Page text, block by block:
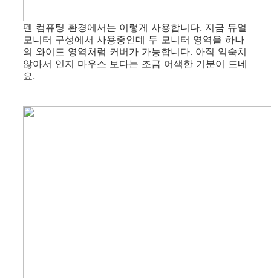
펜 컴퓨팅 환경에서는 이렇게 사용합니다. 지금 듀얼
모니터 구성에서 사용중인데 두 모니터 영역을 하나
의 와이드 영역처럼 커버가 가능합니다. 아직 익숙치
않아서 인지 마우스 보다는 조금 어색한 기분이 드네
요.